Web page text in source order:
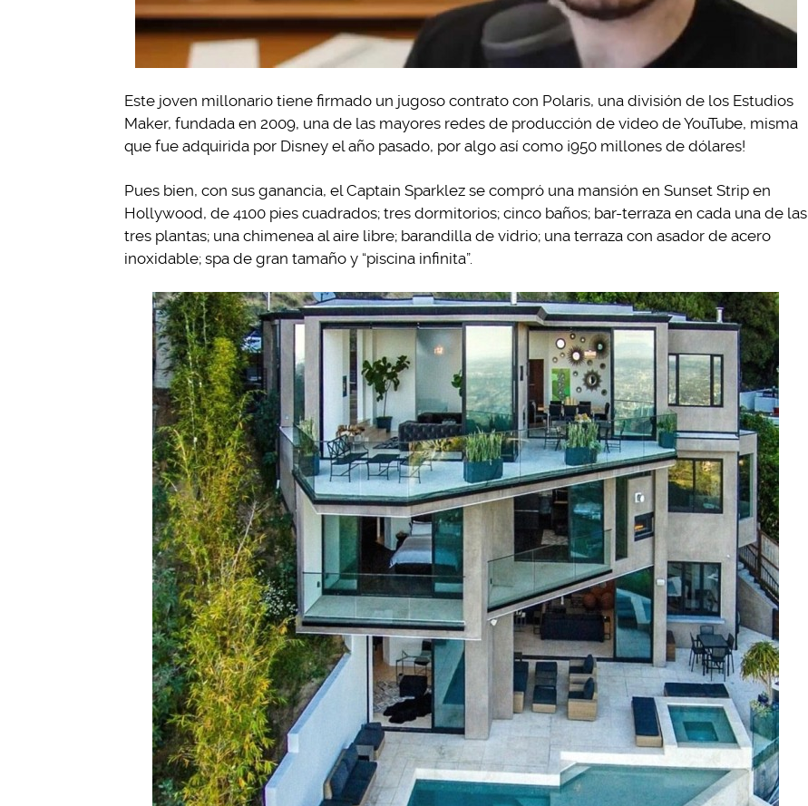
Este joven millonario tiene firmado un jugoso contrato con Polaris, una división de los Estudios
Maker, fundada en 2009, una de las mayores redes de producción de video de YouTube, misma
que fue adquirida por Disney el año pasado, por algo así como ¡950 millones de dólares!
Pues bien, con sus ganancia, el Captain Sparklez se compró una mansión en Sunset Strip en
Hollywood, de 4100 pies cuadrados; tres dormitorios; cinco baños; bar-terraza en cada una de las
tres plantas; una chimenea al aire libre; barandilla de vidrio; una terraza con asador de acero
inoxidable; spa de gran tamaño y “piscina infinita”.